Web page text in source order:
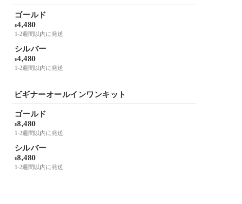
ゴールド
¥4,480
1-2週間以内に発送
シルバー
¥4,480
1-2週間以内に発送
ビギナーオールインワンキット
ゴールド
¥8,480
1-2週間以内に発送
シルバー
¥8,480
1-2週間以内に発送
シ
のブレスレットを作りました。
したが、慣れてくると迷わずに
次は、シルバー系で作りたいで